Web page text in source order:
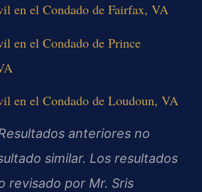
en el Condado de Fairfax, VA
en el Condado de Prince
en el Condado de Loudoun, VA
anteriores no
similar. Los resultados
revisado por Mr. Sris